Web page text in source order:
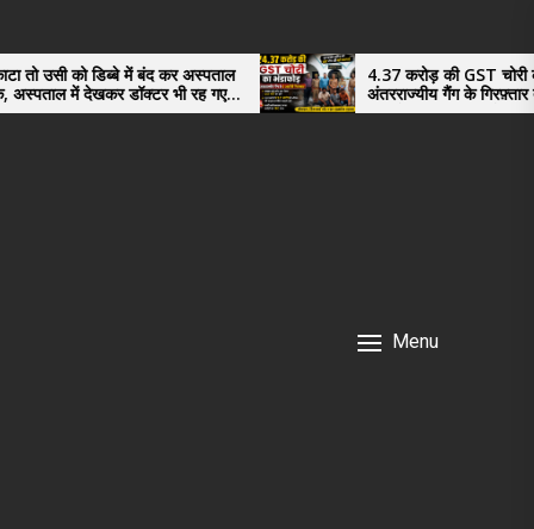
कर अस्पताल
भी रह गए
4.37 करोड़ की GST चोरी का भंडाफोड़,
अंतरराज्यीय गैंग के गिरफ़्तार तीनो आरोपी ऊधमसिंह
नगर के, साइबर ठगी छोड़ अपनाया नया तरी
Menu